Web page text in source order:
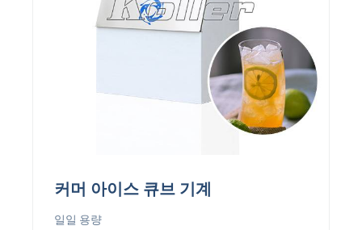
커머 아이스 큐브 기계
일일 용량